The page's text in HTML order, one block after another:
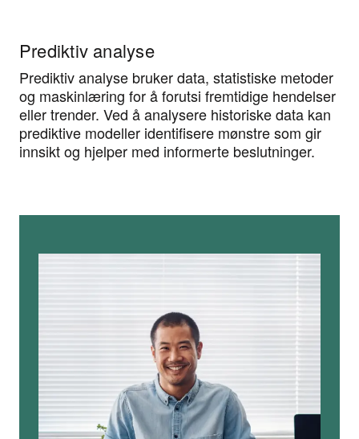
Prediktiv analyse
Prediktiv analyse bruker data, statistiske metoder
og maskinlæring for å forutsi fremtidige hendelser
eller trender. Ved å analysere historiske data kan
prediktive modeller identifisere mønstre som gir
innsikt og hjelper med informerte beslutninger.